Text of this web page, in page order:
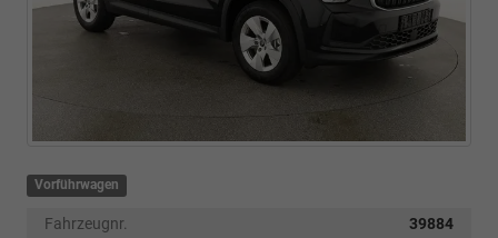
Vorführwagen
Fahrzeugnr.
39884